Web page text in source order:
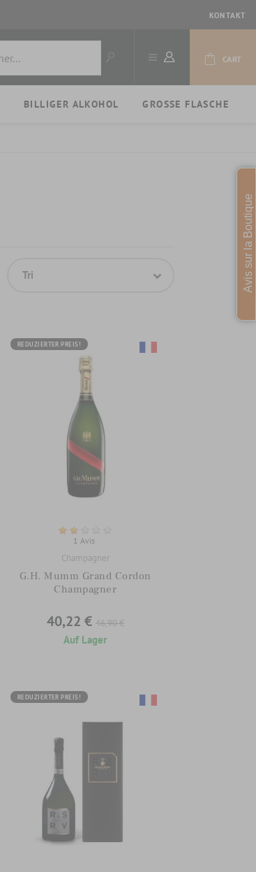
KONTAKT
CART
BILLIGER ALKOHOL GROSSE FLASCHE
Tri
REDUZIERTER PREIS!
1 Avis
Champagner
G.H. Mumm Grand Cordon
Champagner
40,22 € 46,90 €
Auf Lager
REDUZIERTER PREIS!
Avis sur la Boutique